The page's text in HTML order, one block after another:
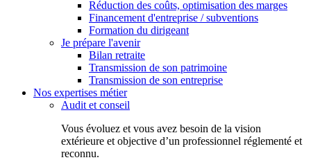
Réduction des coûts, optimisation des marges
Financement d'entreprise / subventions
Formation du dirigeant
Je prépare l'avenir
Bilan retraite
Transmission de son patrimoine
Transmission de son entreprise
Nos expertises métier
Audit et conseil
Vous évoluez et vous avez besoin de la vision
extérieure et objective d’un professionnel réglementé et
reconnu.